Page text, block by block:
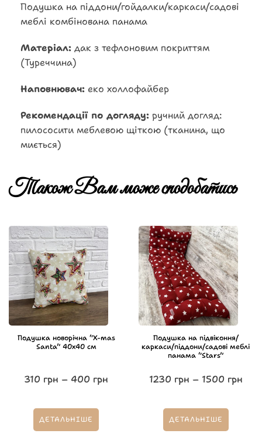
Подушка на піддони/гойдалки/каркаси/садові
меблі комбінована панама
Матеріал: дак з тефлоновим покриттям
(Туреччина)
Наповнювач: еко холлофайбер
Рекомендації по догляду: ручний догляд:
пилососити меблевою щіткою (тканина, що
миється)
Також Вам може сподобатись
Подушка новорічна “X-mas
Santa” 40х40 см
310 грн – 400 грн
ДЕТАЛЬНІШЕ
Подушка на підвіконня/
каркаси/піддони/садові меблі
панама “Stars”
1230 грн – 1500 грн
ДЕТАЛЬНІШЕ